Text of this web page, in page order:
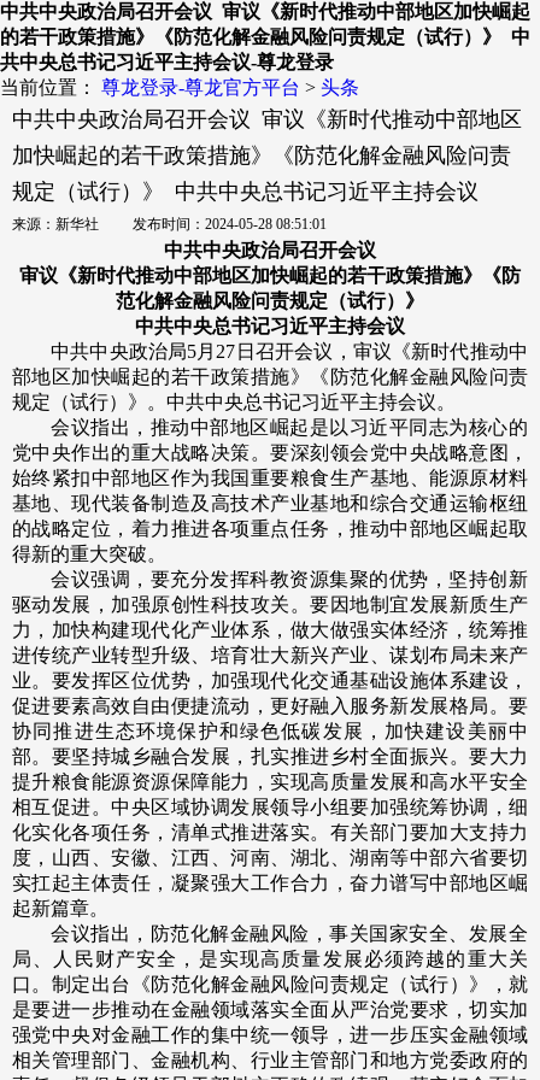
中共中央政治局召开会议 审议《新时代推动中部地区加快崛起
的若干政策措施》《防范化解金融风险问责规定（试行）》 中
共中央总书记习近平主持会议-尊龙登录
当前位置： 尊龙登录-尊龙官方平台 > 头条
中共中央政治局召开会议 审议《新时代推动中部地区
加快崛起的若干政策措施》《防范化解金融风险问责
规定（试行）》 中共中央总书记习近平主持会议
来源：新华社 发布时间：2024-05-28 08:51:01
中共中央政治局召开会议
审议《新时代推动中部地区加快崛起的若干政策措施》《防
范化解金融风险问责规定（试行）》
中共中央总书记习近平主持会议
中共中央政治局5月27日召开会议，审议《新时代推动中
部地区加快崛起的若干政策措施》《防范化解金融风险问责
规定（试行）》。中共中央总书记习近平主持会议。
会议指出，推动中部地区崛起是以习近平同志为核心的
党中央作出的重大战略决策。要深刻领会党中央战略意图，
始终紧扣中部地区作为我国重要粮食生产基地、能源原材料
基地、现代装备制造及高技术产业基地和综合交通运输枢纽
的战略定位，着力推进各项重点任务，推动中部地区崛起取
得新的重大突破。
会议强调，要充分发挥科教资源集聚的优势，坚持创新
驱动发展，加强原创性科技攻关。要因地制宜发展新质生产
力，加快构建现代化产业体系，做大做强实体经济，统筹推
进传统产业转型升级、培育壮大新兴产业、谋划布局未来产
业。要发挥区位优势，加强现代化交通基础设施体系建设，
促进要素高效自由便捷流动，更好融入服务新发展格局。要
协同推进生态环境保护和绿色低碳发展，加快建设美丽中
部。要坚持城乡融合发展，扎实推进乡村全面振兴。要大力
提升粮食能源资源保障能力，实现高质量发展和高水平安全
相互促进。中央区域协调发展领导小组要加强统筹协调，细
化实化各项任务，清单式推进落实。有关部门要加大支持力
度，山西、安徽、江西、河南、湖北、湖南等中部六省要切
实扛起主体责任，凝聚强大工作合力，奋力谱写中部地区崛
起新篇章。
会议指出，防范化解金融风险，事关国家安全、发展全
局、人民财产安全，是实现高质量发展必须跨越的重大关
口。制定出台《防范化解金融风险问责规定（试行）》，就
是要进一步推动在金融领域落实全面从严治党要求，切实加
强党中央对金融工作的集中统一领导，进一步压实金融领域
相关管理部门、金融机构、行业主管部门和地方党委政府的